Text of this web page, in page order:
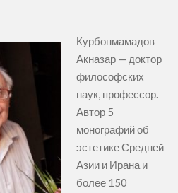
Курбонмамадов
Акназар — доктор
философских
наук, профессор.
Автор 5
монографий об
эстетике Средней
Азии и Ирана и
более 150